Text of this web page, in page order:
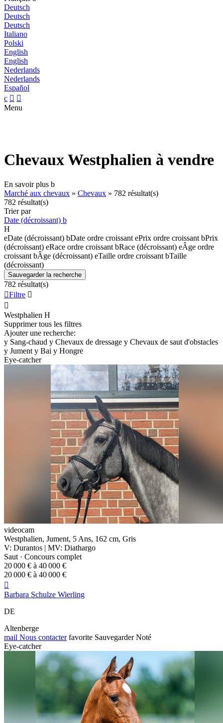
Deutsch
Deutsch
Deutsch
Italiano
Polski
English
English
Nederlands
Nederlands
Español
c  
Menu
Chevaux Westphalien à vendre
En savoir plus b
Marché aux chevaux » Chevaux » 782 résultat(s)
782 résultat(s)
Trier par
Date (décroissant) b
H
eDate (décroissant) bDate ordre croissant ePrix ordre croissant bPrix
(décroissant) eRace ordre croissant bRace (décroissant) eÂge ordre
croissant bÂge (décroissant) eTaille ordre croissant bTaille
(décroissant)
Sauvegarder la recherche
782 résultat(s)
Filtre 

Westphalien H
Supprimer tous les filtres
Ajouter une recherche:
y Sang-chaud y Chevaux de dressage y Chevaux de saut d'obstacles
y Jument y Bai y Hongre
Eye-catcher
videocam
Westphalien, Jument, 5 Ans, 162 cm, Gris
V: Durantos | MV: Diathargo
Saut · Concours complet
20 000 € à 40 000 €
20 000 € à 40 000 €

Barbara Schulze Wierling
DE
Altenberge
mail Nous contacter favorite Sauvegarder Noté
Eye-catcher